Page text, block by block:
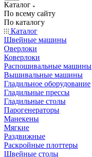
Каталог
По всему сайту
По каталогу
Каталог
Швейные машины
Оверлоки
Коверлоки
Распошивальные машины
Вышивальные машины
Гладильное оборудование
Гладильные прессы
Гладильные столы
Парогенераторы
Манекены
Мягкие
Раздвижные
Раскройные плоттеры
Швейные столы